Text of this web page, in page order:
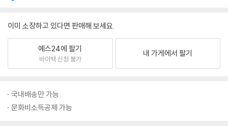
이미 소장하고 있다면 판매해 보세요.
예스24에 팔기
바이백 신청 불가
내 가게에서 팔기
국내배송만 가능
문화비소득공제 가능